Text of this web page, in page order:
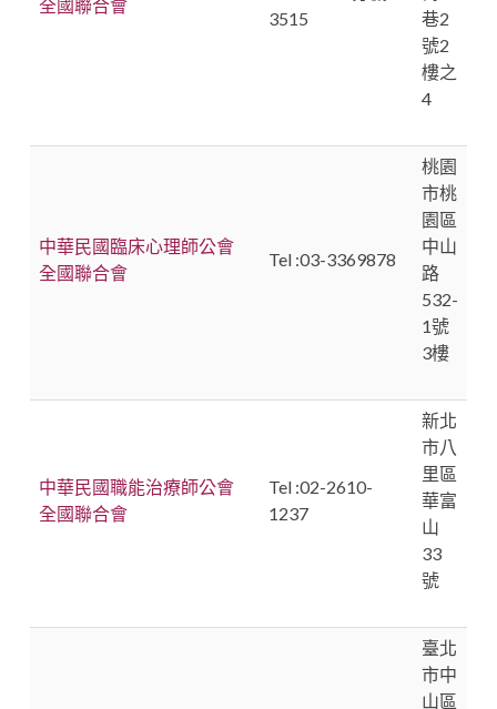
全國聯合會
3515
巷2
號2
樓之
4
中華民國臨床心理師公會
全國聯合會
Tel :03-3369878
桃園
市桃
園區
中山
路
532-
1號
3樓
中華民國職能治療師公會
全國聯合會
Tel :02-2610-
1237
新北
市八
里區
華富
山
33
號
臺北
市中
山區